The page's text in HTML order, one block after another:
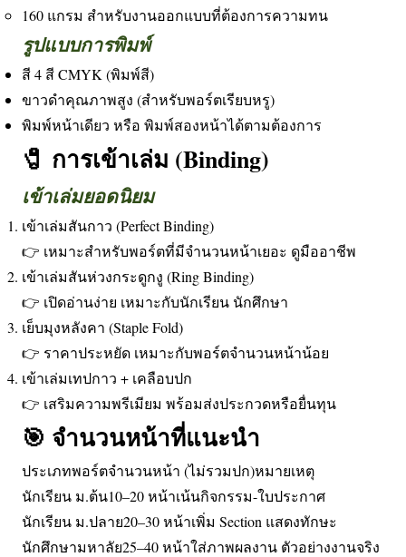
160 แกรม สำหรับงานออกแบบที่ต้องการความทน
รูปแบบการพิมพ์
สี 4 สี CMYK (พิมพ์สี)
ขาวดำคุณภาพสูง (สำหรับพอร์ตเรียบหรู)
พิมพ์หน้าเดียว หรือ พิมพ์สองหน้าได้ตามต้องการ
🧷 การเข้าเล่ม (Binding)
เข้าเล่มยอดนิยม
เข้าเล่มสันกาว (Perfect Binding)
👉 เหมาะสำหรับพอร์ตที่มีจำนวนหน้าเยอะ ดูมืออาชีพ
เข้าเล่มสันห่วงกระดูกงู (Ring Binding)
👉 เปิดอ่านง่าย เหมาะกับนักเรียน นักศึกษา
เย็บมุงหลังคา (Staple Fold)
👉 ราคาประหยัด เหมาะกับพอร์ตจำนวนหน้าน้อย
เข้าเล่มเทปกาว + เคลือบปก
👉 เสริมความพรีเมียม พร้อมส่งประกวดหรือยื่นทุน
🎯 จำนวนหน้าที่แนะนำ
ประเภทพอร์ตจำนวนหน้า (ไม่รวมปก)หมายเหตุ
นักเรียน ม.ต้น10–20 หน้าเน้นกิจกรรม-ใบประกาศ
นักเรียน ม.ปลาย20–30 หน้าเพิ่ม Section แสดงทักษะ
นักศึกษามหาลัย25–40 หน้าใส่ภาพผลงาน ตัวอย่างงานจริง